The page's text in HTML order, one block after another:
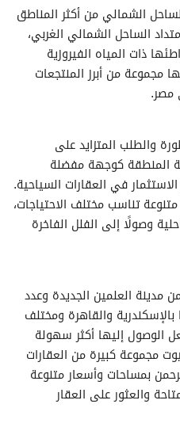
الشمالي من أكثر المناطق
الساحل الشمالي الغربي،
ذات المياه الفيروزية
مجموعة من أبرز المنتجعات
مصر.
والطلب المتزايد على
المنطقة كوجهة مفضلة
في العقارات السياحية.
تناسب مختلف الاحتياجات،
وصولًا إلى الفلل الفاخرة
مدينة العلمين الجديدة وعدد
والقاهرة ومختلف
الوصول إليها أكثر سهولة
مجموعة كبيرة من العقارات
بمساحات وأسعار متنوعة
والعثور على العقار